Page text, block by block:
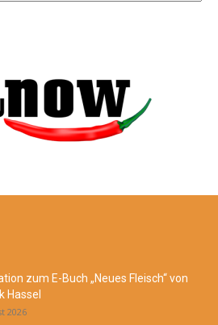
zum E-Buch „Neues Fleisch“ von
Hassel
2026